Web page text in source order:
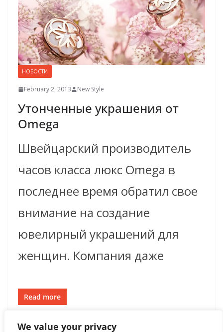
We value your privacy
НОВОСТИ
February 2, 2013 New Style
Утонченные украшения от
Omega
Швейцарский производитель
часов класса люкс Omega в
последнее время обратил свое
внимание на создание
ювелирный украшений для
женщин. Компания даже
Read more